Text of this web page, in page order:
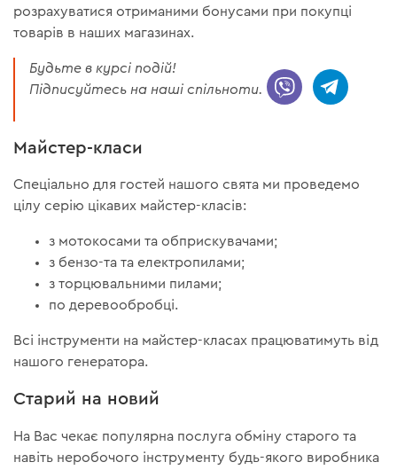
розрахуватися отриманими бонусами при покупці
товарів в наших магазинах.
Будьте в курсі подій!
Підписуйтесь на наші спільноти.
Майстер-класи
Спеціально для гостей нашого свята ми проведемо
цілу серію цікавих майстер-класів:
з мотокосами та обприскувачами;
з бензо-та та електропилами;
з торцювальними пилами;
по деревообробці.
Всі інструменти на майстер-класах працюватимуть від
нашого генератора.
Старий на новий
На Вас чекає популярна послуга обміну старого та
навіть неробочого інструменту будь-якого виробника